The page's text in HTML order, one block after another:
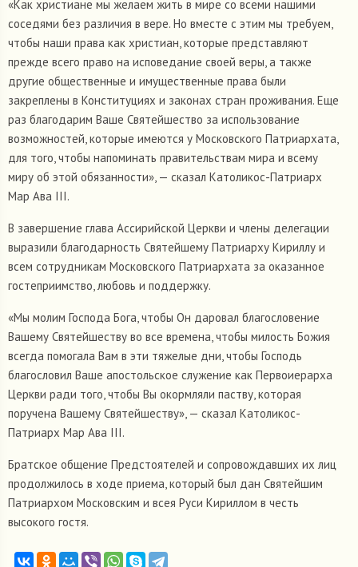
«Как христиане мы желаем жить в мире со всеми нашими
соседями без различия в вере. Но вместе с этим мы требуем,
чтобы наши права как христиан, которые представляют
прежде всего право на исповедание своей веры, а также
другие общественные и имущественные права были
закреплены в Конституциях и законах стран проживания. Еще
раз благодарим Ваше Святейшество за использование
возможностей, которые имеются у Московского Патриархата,
для того, чтобы напоминать правительствам мира и всему
миру об этой обязанности», — сказал Католикос-Патриарх
Мар Ава III.
В завершение глава Ассирийской Церкви и члены делегации
выразили благодарность Святейшему Патриарху Кириллу и
всем сотрудникам Московского Патриархата за оказанное
гостеприимство, любовь и поддержку.
«Мы молим Господа Бога, чтобы Он даровал благословение
Вашему Святейшеству во все времена, чтобы милость Божия
всегда помогала Вам в эти тяжелые дни, чтобы Господь
благословил Ваше апостольское служение как Первоиерарха
Церкви ради того, чтобы Вы окормляли паству, которая
поручена Вашему Святейшеству», — сказал Католикос-
Патриарх Мар Ава III.
Братское общение Предстоятелей и сопровождавших их лиц
продолжилось в ходе приема, который был дан Святейшим
Патриархом Московским и всея Руси Кириллом в честь
высокого гостя.